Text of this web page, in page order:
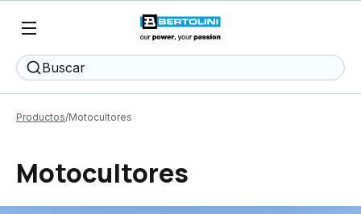
Buscar
Productos Motocultores
Motocultores